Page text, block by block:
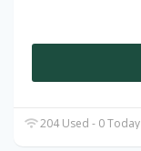
204 Used - 0 Today